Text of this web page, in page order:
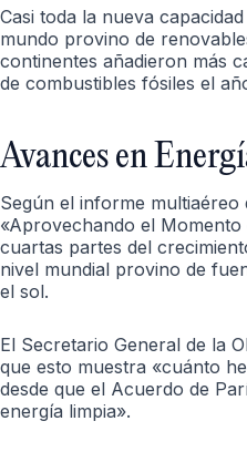
Casi toda la nueva
mundo provino de
continentes añadieron más
de combustibles fósiles el
Avances en
Según el informe multiaéreo
«Aprovechando el
cuartas partes del
nivel mundial provino de
el sol.
El Secretario General de la
que esto muestra «cuánto
desde que el Acuerdo de
energía limpia».